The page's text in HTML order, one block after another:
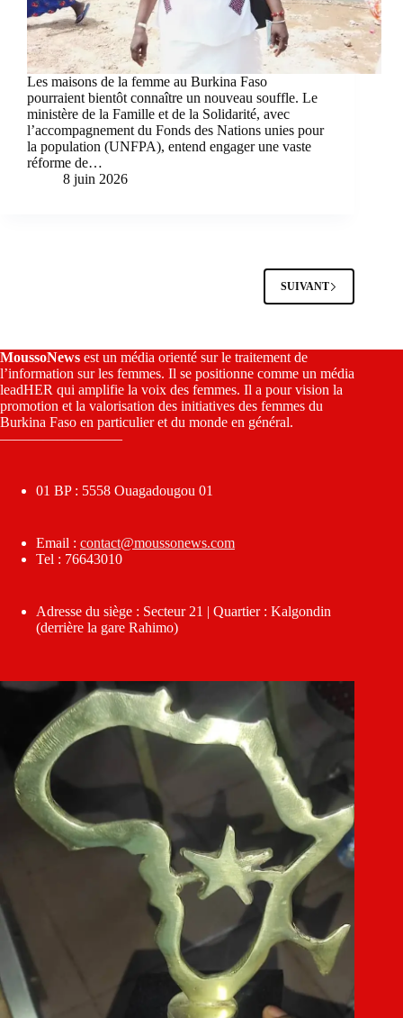
Les maisons de la femme au Burkina Faso
pourraient bientôt connaître un nouveau souffle. Le
ministère de la Famille et de la Solidarité, avec
l’accompagnement du Fonds des Nations unies pour
la population (UNFPA), entend engager une vaste
réforme de…
8 juin 2026
SUIVANT
MoussoNews est un média orienté sur le traitement de
l’information sur les femmes. Il se positionne comme un média
leadHER qui amplifie la voix des femmes. Il a pour vision la
promotion et la valorisation des initiatives des femmes du
Burkina Faso en particulier et du monde en général.
————————–
01 BP : 5558 Ouagadougou 01
Email : contact@moussonews.com
Tel : 76643010
Adresse du siège : Secteur 21 | Quartier : Kalgondin
(derrière la gare Rahimo)